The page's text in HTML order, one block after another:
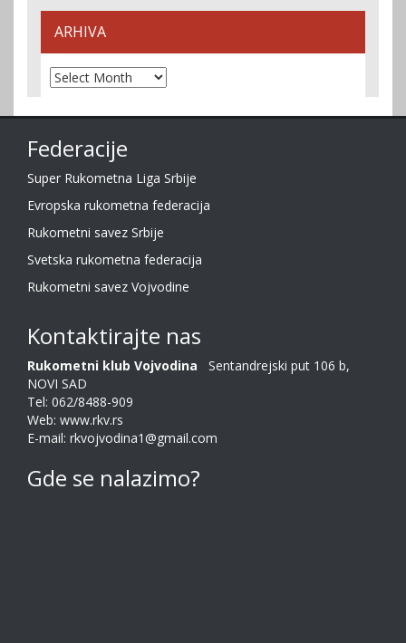
ARHIVA
Arhiva
Federacije
Super Rukometna Liga Srbije
Evropska rukometna federacija
Rukometni savez Srbije
Svetska rukometna federacija
Rukometni savez Vojvodine
Kontaktirajte nas
Rukometni klub Vojvodina Sentandrejski put 106 b,
NOVI SAD
Tel: 062/8488-909
Web: www.rkv.rs
E-mail: rkvojvodina1@gmail.com
Gde se nalazimo?